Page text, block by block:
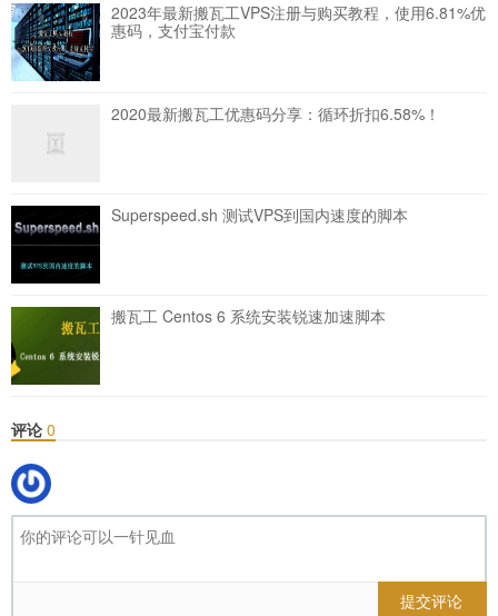
2023年最新搬瓦工VPS注册与购买教程，使用6.81%优
惠码，支付宝付款
2020最新搬瓦工优惠码分享：循环折扣6.58%！
Superspeed.sh 测试VPS到国内速度的脚本
搬瓦工 Centos 6 系统安装锐速加速脚本
评论 0
提交评论